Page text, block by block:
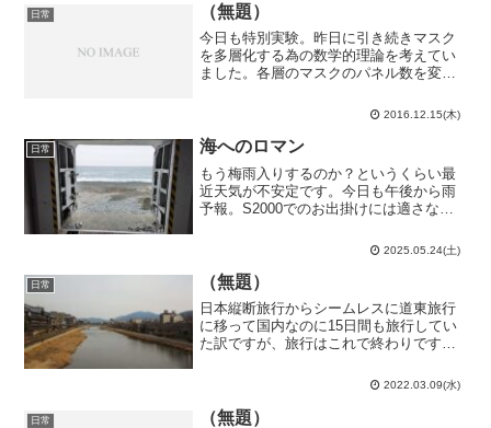
日常 （無題）
今日も特別実験。昨日に引き続きマスク
を多層化する為の数学的理論を考えてい
ました。各層のマスクのパネル数を変え
りしないかな？という訳で、取り敢えず
相関関数を計算。どうせ機械に計算させ
るのだからと式変形して床...
2016.12.15(木)
日常 海へのロマン
もう梅雨入りするのか？というくらい最
近天気が不安定です。今日も午後から雨
予報。S2000でのお出掛けには適さない
午後は電車で小田原へ。Googleマップに
「海へと続くトンネル」とか「海への
扉」とかいう名前...
2025.05.24(土)
日常 （無題）
日本縦断旅行からシームレスに道東旅行
に移って国内なのに15日間も旅行してい
た訳ですが、旅行はこれで終わりです。
で、やって来たのは京都です。旅行を続
けているじゃないかって？これは京都大
への出張なんです…今日...
2022.03.09(水)
日常 （無題）